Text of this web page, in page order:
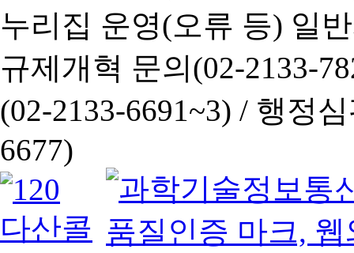
누리집 운영(오류 등) 일
규제개혁 문의(02-2133-
(02-2133-6691~3) / 행정심
6677)